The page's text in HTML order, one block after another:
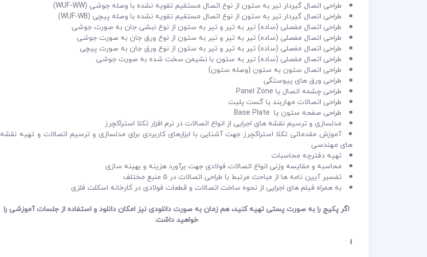
طراحی اتصال گیردار تیر به ستون از نوع اتصال مستقیم تقویه نشده با وصله جوشی (WUF-WW)
طراحی اتصال گیردار تیر به ستون از نوع اتصال مستقیم تقویه نشده با وصله پیچی (WUF-WB)
طراحی اتصال مفصلی (ساده) تیر به تیر و تیر به ستون از نوع نبشی جان به صورت جوشی
طراحی اتصال مفصلی (ساده) تیر به تیر و تیر به ستون از نوع ورق جان به صورت جوشی
طراحی اتصال مفصلی (ساده) تیر به تیر و تیر به ستون از نوع ورق جان به صورت پیچی
طراحی اتصال مفصلی (ساده) تیر به ستون با نشیمن سخت شده به صورت جوشی
طراحی اتصال ستون به ستون (وصله ستون)
طراحی ورق های پیوستگی
طراحی چشمه اتصال یا Panel Zone
طراحی اتصالات مهاربند یا گست پلیت
طراحی صفحه ستون یا Base Plate
مدلسازی و ترسیم نقشه های اجرایی از انواع اتصالات در نرم افزار تکلا استراکچرز
آموزش مقدماتی تکلا استراکچرز جهت آشنایی با ابزارهای کاربردی برای مدلسازی و ترسیم اتصالات و تهیه نقشه
های مهندسی
تهیه دفترچه محاسبات
محاسبه و مقایسه وزنی انواع اتصالات فولادی جهت برآورد هزینه و بهینه سازی
تفسیر آیین نامه ها از مباحث مرتبط با طراحی اتصالات در 5 منبع مختلف
به همراه فیلم های اجرایی از نحوه ساخت اتصالات و قطعات فولادی در کارخانه اسکلت فلزی
اگر پکیج را به صورت پستی تهیه کنید، هم زمان به صورت دانلودی نیز امکان دانلود و استفاده از جلسات آموزشی را
خواهید داشت.
ا